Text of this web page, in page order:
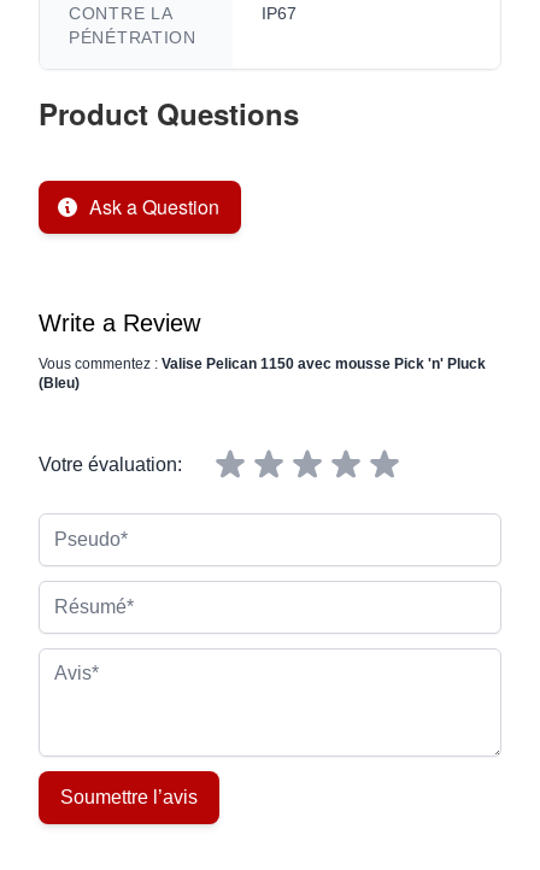
CONTRE LA
PÉNÉTRATION
IP67
Product Questions
Ask a Question
Write a Review
Vous commentez : Valise Pelican 1150 avec mousse Pick 'n' Pluck
(Bleu)
Votre évaluation:
Résumé
Avis
Soumettre l’avis